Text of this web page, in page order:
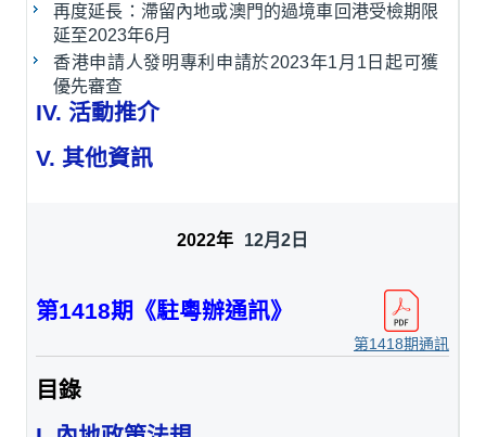
再度延長：滯留內地或澳門的過境車回港受檢期限
延至2023年6月
香港申請人發明專利申請於2023年1月1日起可獲
優先審查
IV. 活動推介
V. 其他資訊
12月2日
第1418期通訊
第1418期《駐粵辦通訊》
目錄